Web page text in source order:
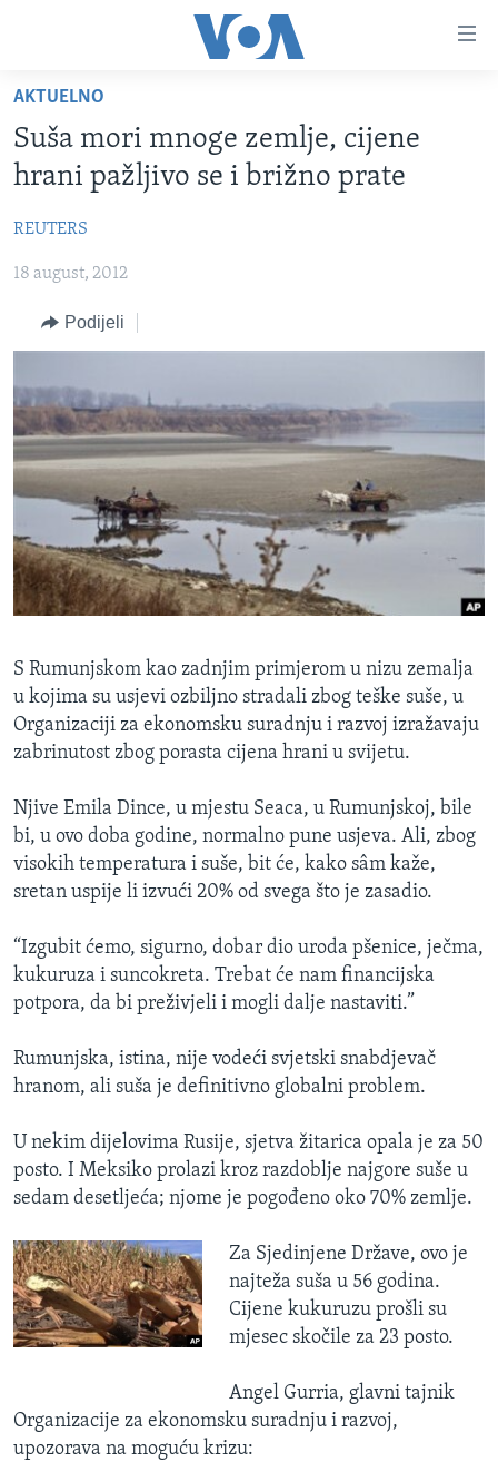
glavni
sadržaj
Pređi
na
glavnu
Idi
pretragu
FOTOGRAFIJE DANA
VIJESTI
SJEDINJENE AMERIČKE DRŽAVE
BOSNA I HERCEGOVINA
NAUKA I TEHNOLOGIJA
SPECIJALNI PROJEKTI
SLOBODA MEDIJA
ŽENSKA STRANA
IZBJEGLIČKA STRANA
MAGAZIN
O GLASU AMERIKE
Learning English
PRATITE NAS
AKTUELNO
Suša mori mnoge zemlje, cijene
hrani pažljivo se i brižno prate
REUTERS
18 august, 2012
Podijeli
S Rumunjskom kao zadnjim primjerom u nizu zemalja
u kojima su usjevi ozbiljno stradali zbog teške suše, u
Organizaciji za ekonomsku suradnju i razvoj izražavaju
zabrinutost zbog porasta cijena hrani u svijetu.
Njive Emila Dince, u mjestu Seaca, u Rumunjskoj, bile
bi, u ovo doba godine, normalno pune usjeva. Ali, zbog
visokih temperatura i suše, bit će, kako sâm kaže,
sretan uspije li izvući 20% od svega što je zasadio.
“Izgubit ćemo, sigurno, dobar dio uroda pšenice, ječma,
kukuruza i suncokreta. Trebat će nam financijska
potpora, da bi preživjeli i mogli dalje nastaviti.”
Rumunjska, istina, nije vodeći svjetski snabdjevač
hranom, ali suša je definitivno globalni problem.
U nekim dijelovima Rusije, sjetva žitarica opala je za 50
posto. I Meksiko prolazi kroz razdoblje najgore suše u
sedam desetljeća; njome je pogođeno oko 70% zemlje.
Za Sjedinjene Države, ovo je
najteža suša u 56 godina.
Cijene kukuruzu prošli su
mjesec skočile za 23 posto.
Angel Gurria, glavni tajnik
Organizacije za ekonomsku suradnju i razvoj,
upozorava na moguću krizu: